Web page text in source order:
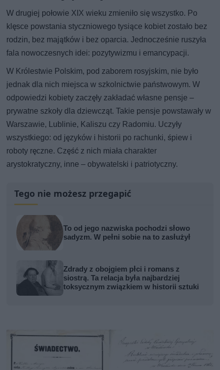
W drugiej połowie XIX wieku zmieniło się wszystko. Po
klęsce powstania styczniowego tysiące kobiet zostało bez
rodzin, bez majątków i bez oparcia. Jednocześnie ruszyła
fala nowoczesnych idei: pozytywizmu i emancypacji.
W Królestwie Polskim, pod zaborem rosyjskim, nie było
jednak dla nich miejsca w szkolnictwie państwowym. W
odpowiedzi kobiety zaczęły zakładać własne pensje –
prywatne szkoły dla dziewcząt. Takie pensje powstawały w
Warszawie, Lublinie, Kaliszu czy Radomiu. Uczyły
wszystkiego: od języków i historii po rachunki, śpiew i
roboty ręczne. Część z nich miała charakter
arystokratyczny, inne – obywatelski i patriotyczny.
Tego nie możesz przegapić
To od jego nazwiska pochodzi słowo
sadyzm. W pełni sobie na to zasłużył
Zdrady z obojgiem płci i romans z
siostrą. Ta relacja była najbardziej
toksycznym związkiem w historii sztuki